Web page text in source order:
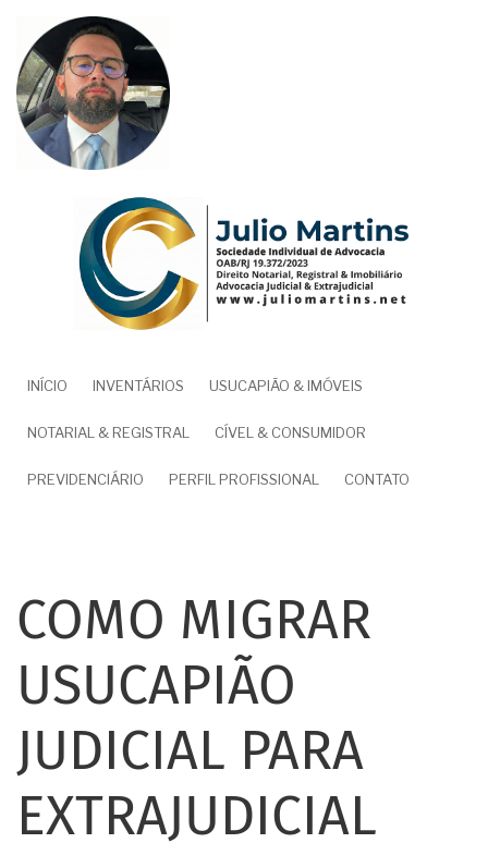
para
conteúdo
principal
NAVEGAÇÃO
PRINCIPAL
INÍCIO INVENTÁRIOS USUCAPIÃO & IMÓVEIS
NOTARIAL & REGISTRAL CÍVEL & CONSUMIDOR
PREVIDENCIÁRIO PERFIL PROFISSIONAL CONTATO
COMO MIGRAR
USUCAPIÃO
JUDICIAL PARA
EXTRAJUDICIAL